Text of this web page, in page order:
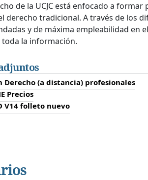
de la UCJC está enfocado a
derecho tradicional. A través de los
y de máxima empleabilidad en
la información.
Derecho (a distancia) profesionales
Precios
V14 folleto nuevo